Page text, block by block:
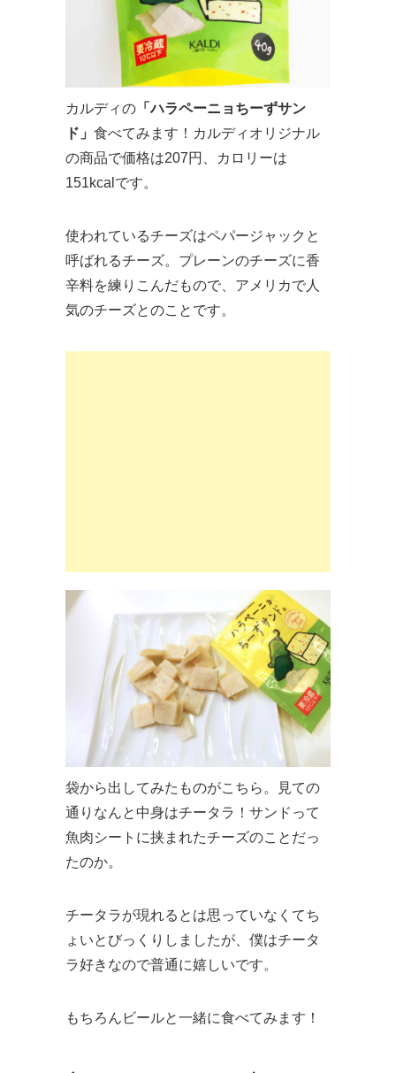
カルディの 「ハラペーニョちーずサン
ド」 食べてみます！カルディオリジナル
の商品で価格は207円、カロリーは
151kcalです。
使われているチーズはペパージャックと
呼ばれるチーズ。プレーンのチーズに香
辛料を練りこんだもので、アメリカで人
気のチーズとのことです。
袋から出してみたものがこちら。見ての
通りなんと中身はチータラ！サンドって
魚肉シートに挟まれたチーズのことだっ
たのか。
チータラが現れるとは思っていなくてち
ょいとびっくりしましたが、僕はチータ
ラ好きなので普通に嬉しいです。
もちろんビールと一緒に食べてみます！